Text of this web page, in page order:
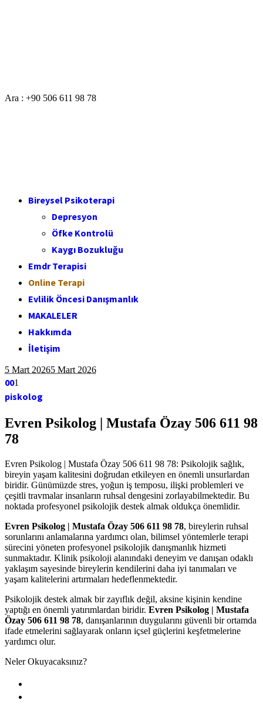
Ara : +90 506 611 98 78
Bireysel Psikoterapi
Depresyon
Öfke Kontrolü
Kaygı Bozukluğu
Emdr Terapisi
Online Terapi
Evlilik Öncesi Danışmanlık
MAKALELER
Hakkımda
İletişim
5 Mart 20265 Mart 2026
001
piskolog
Evren Psikolog | Mustafa Özay 506 611 98
78
Evren Psikolog | Mustafa Özay 506 611 98 78: Psikolojik sağlık,
bireyin yaşam kalitesini doğrudan etkileyen en önemli unsurlardan
biridir. Günümüzde stres, yoğun iş temposu, ilişki problemleri ve
çeşitli travmalar insanların ruhsal dengesini zorlayabilmektedir. Bu
noktada profesyonel psikolojik destek almak oldukça önemlidir.
Evren Psikolog | Mustafa Özay 506 611 98 78, bireylerin ruhsal
sorunlarını anlamalarına yardımcı olan, bilimsel yöntemlerle terapi
sürecini yöneten profesyonel psikolojik danışmanlık hizmeti
sunmaktadır. Klinik psikoloji alanındaki deneyim ve danışan odaklı
yaklaşım sayesinde bireylerin kendilerini daha iyi tanımaları ve
yaşam kalitelerini artırmaları hedeflenmektedir.
Psikolojik destek almak bir zayıflık değil, aksine kişinin kendine
yaptığı en önemli yatırımlardan biridir. Evren Psikolog | Mustafa
Özay 506 611 98 78, danışanlarının duygularını güvenli bir ortamda
ifade etmelerini sağlayarak onların içsel güçlerini keşfetmelerine
yardımcı olur.
Neler Okuyacaksınız?